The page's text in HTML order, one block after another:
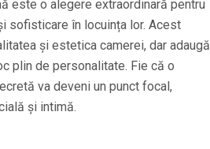
este o alegere extraordinară pentru
sofisticare în locuința lor. Acest
și estetica camerei, dar adaugă
plin de personalitate. Fie că o
va deveni un punct focal,
și intimă.